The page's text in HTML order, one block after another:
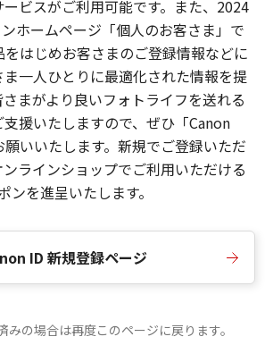
ービスがご利用可能です。また、2024
ホームページ「個人のお客さま」で
はじめお客さまのご登録情報などに
一人ひとりに最適化された情報を提
まがより良いフォトライフを送れる
援いたしますので、ぜひ「Canon
いいたします。新規でご登録いただ
ラインショップでご利用いただける
ンを進呈いたします。
ID 新規登録ページ
みの場合は再度このページに戻ります。